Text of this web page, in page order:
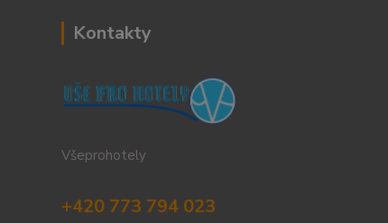
Kontakty
Všeprohotely
+420 773 794 023